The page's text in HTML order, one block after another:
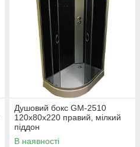
Душовий бокс GM-2510
120x80x220 правий, мілкий
піддон
В наявності